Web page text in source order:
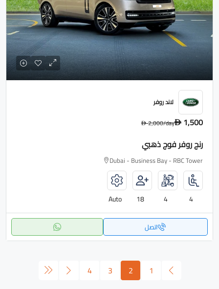
لاند روفر
D 1,500
D2,000/day
رنج روفر فوج ذهبي
Dubai - Business Bay - RBC Tower
4
4
18
Auto
اتصل
1
2
3
4